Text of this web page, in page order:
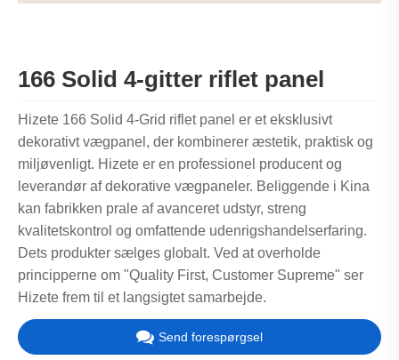
166 Solid 4-gitter riflet panel
Hizete 166 Solid 4-Grid riflet panel er et eksklusivt
dekorativt vægpanel, der kombinerer æstetik, praktisk og
miljøvenligt. Hizete er en professionel producent og
leverandør af dekorative vægpaneler. Beliggende i Kina
kan fabrikken prale af avanceret udstyr, streng
kvalitetskontrol og omfattende udenrigshandelserfaring.
Dets produkter sælges globalt. Ved at overholde
principperne om "Quality First, Customer Supreme" ser
Hizete frem til et langsigtet samarbejde.
Send forespørgsel